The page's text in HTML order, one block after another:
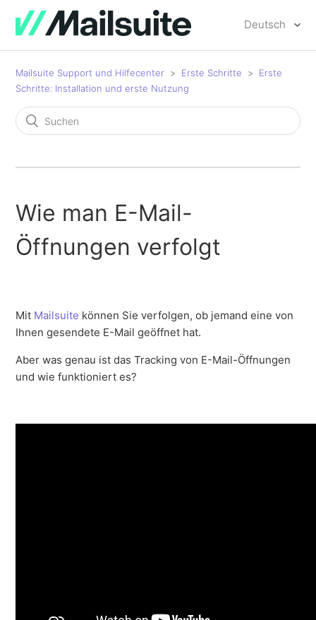
Deutsch
Mailsuite Support und Hilfecenter Erste Schritte
Erste
Schritte: Installation und erste Nutzung
Wie man E-Mail-
Öffnungen verfolgt
Mit Mailsuite können Sie verfolgen, ob jemand eine von
Ihnen gesendete E-Mail geöffnet hat.
Aber was genau ist das Tracking von E-Mail-Öffnungen
und wie funktioniert es?